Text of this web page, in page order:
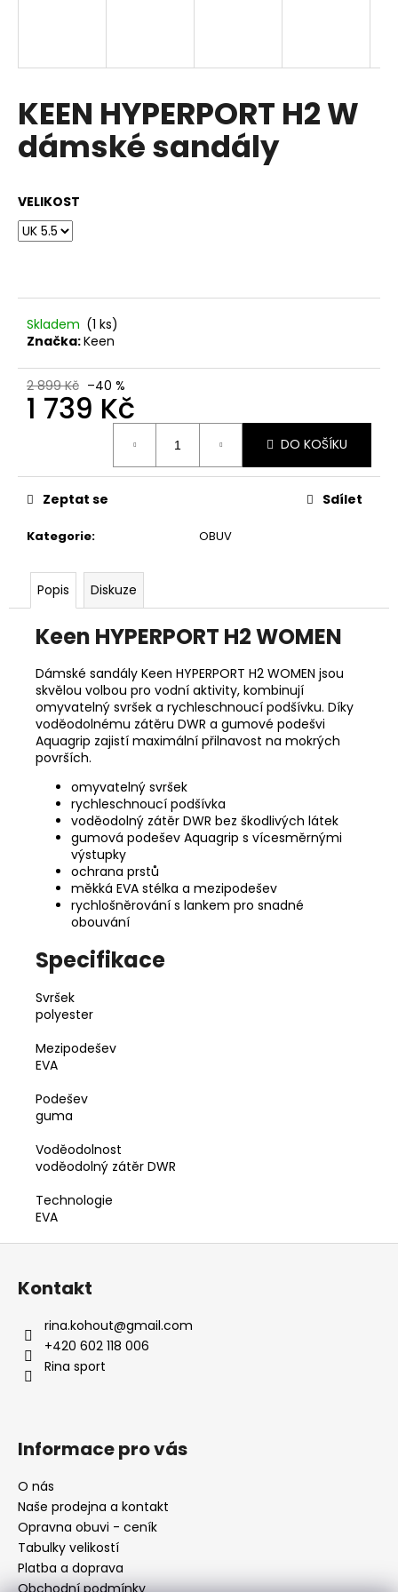
KEEN HYPERPORT H2 W
dámské sandály
VELIKOST
Skladem (1 ks)
Značka:Keen
2 899 Kč –40 %
1 739 Kč
DO KOŠÍKU
Kategorie: OBUV
Zeptat se Sdílet
Popis Diskuze
Keen HYPERPORT H2 WOMEN
Dámské sandály Keen HYPERPORT H2 WOMEN jsou
skvělou volbou pro vodní aktivity, kombinují
omyvatelný svršek a rychleschnoucí podšívku. Díky
voděodolnému zátěru DWR a gumové podešvi
Aquagrip zajistí maximální přilnavost na mokrých
površích.
omyvatelný svršek
rychleschnoucí podšívka
voděodolný zátěr DWR bez škodlivých látek
gumová podešev Aquagrip s vícesměrnými
výstupky
ochrana prstů
měkká EVA stélka a mezipodešev
rychlošněrování s lankem pro snadné
obouvání
Specifikace
Svršek
polyester
Mezipodešev
EVA
Podešev
guma
Voděodolnost
voděodolný zátěr DWR
Technologie
EVA
í
?
o
p
o
r
u
č
m
e
LOGO
DÁMSKÉ
TRIKO
589
Kč
Původně:
649
Kontakt
rina.kohout@gmail.com
+420 602 118 006
Rina sport
Informace pro vás
O nás
Naše prodejna a kontakt
Opravna obuvi - ceník
Tabulky velikostí
Platba a doprava